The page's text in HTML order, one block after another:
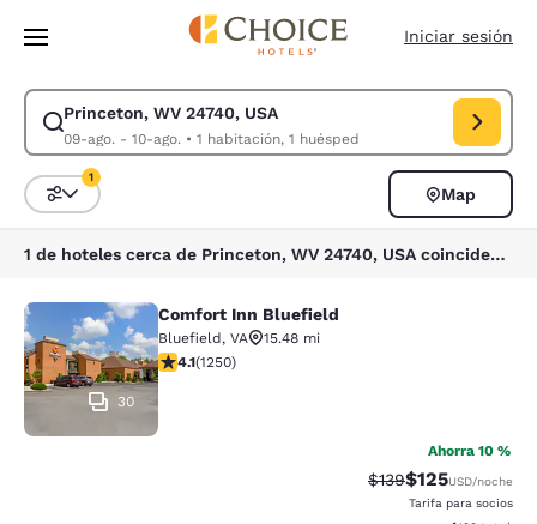
Pasar A Contenido Principal
Iniciar sesión
Princeton, WV 24740, USA
09-ago. - 10-ago.• 1 habitación, 1 huésped
Modificar la búsqueda de Princeton, WV 24740, USA. Fecha de check-
Ordenar y filtrar
1
Map
1 de hoteles cerca de Princeton, WV 24740, USA coinciden con tus filtros
Comfort Inn Bluefield
30
Comfort Inn Bluefield
Bluefield, VA
15.48 mi
calificación de 4.08 estrellas. Muy bueno. 1250
4.1(1250)
Ahorra 10 %
Precio tachado:
$139Precio con
$125USD/noche
Tarifa para socios